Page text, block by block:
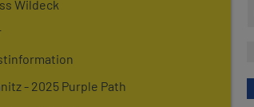
Wildeck
- 2025 Purple Path